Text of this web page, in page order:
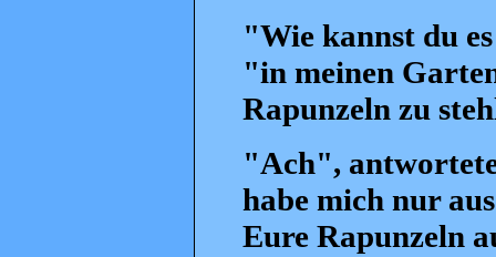
"Wie kannst du
"in meinen
Rapunzeln zu
"Ach",
habe mich nur
Eure Rapunzeln